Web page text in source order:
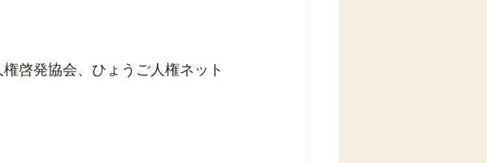
啓発協会、ひょうご人権ネット